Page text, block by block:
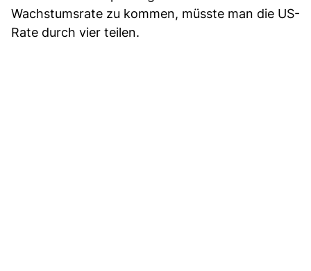
Wachstumsrate zu kommen, müsste man die US-
Rate durch vier teilen.